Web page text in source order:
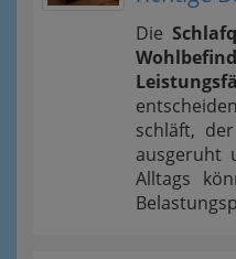
Die
schläft,
ausgeruht
Alltags